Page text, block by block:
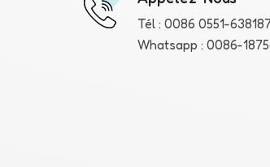
Tél :0086 0551-
Whatsapp :0086-